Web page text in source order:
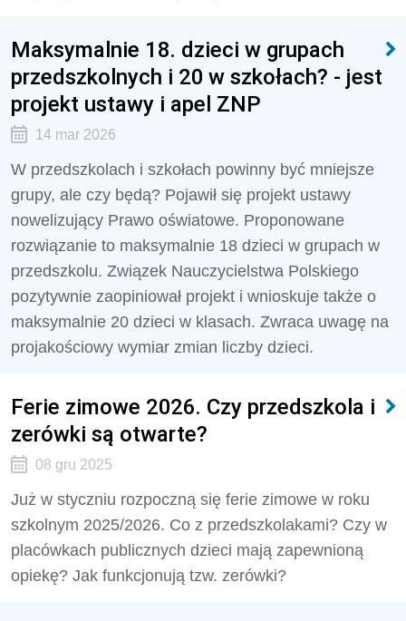
Maksymalnie 18. dzieci w grupach
przedszkolnych i 20 w szkołach? - jest
projekt ustawy i apel ZNP
14 mar 2026
W przedszkolach i szkołach powinny być mniejsze
grupy, ale czy będą? Pojawił się projekt ustawy
nowelizujący Prawo oświatowe. Proponowane
rozwiązanie to maksymalnie 18 dzieci w grupach w
przedszkolu. Związek Nauczycielstwa Polskiego
pozytywnie zaopiniował projekt i wnioskuje także o
maksymalnie 20 dzieci w klasach. Zwraca uwagę na
projakościowy wymiar zmian liczby dzieci.
Ferie zimowe 2026. Czy przedszkola i
zerówki są otwarte?
08 gru 2025
Już w styczniu rozpoczną się ferie zimowe w roku
szkolnym 2025/2026. Co z przedszkolakami? Czy w
placówkach publicznych dzieci mają zapewnioną
opiekę? Jak funkcjonują tzw. zerówki?